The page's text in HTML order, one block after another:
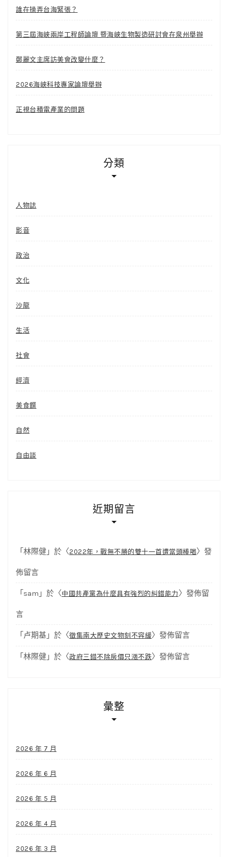
誰在操弄台海緊張？
第三屆海峽兩岸工程師論壇 暨海峽生物製造研討會在泉州舉辦
鄭麗文主席訪美會改變什麼？
2026海峽科技專家論壇舉辦
正視台積電產業的問題
分類
人物誌
影音
政治
文化
沙龍
生活
社會
經濟
美食饌
自然
自由談
近期留言
「 林際健 」於〈2022年，戰無不勝的雙十一首遭當頭棒喝〉發
佈留言
「 sam 」於〈中國共產黨為什麼具有強烈的糾錯能力 〉發佈留
言
「 卢期基 」於〈徵集南大歷史文物刻不容緩〉發佈留言
「 林際健 」於〈政府三錯不除房價只漲不跌〉發佈留言
彙整
2026 年 7 月
2026 年 6 月
2026 年 5 月
2026 年 4 月
2026 年 3 月